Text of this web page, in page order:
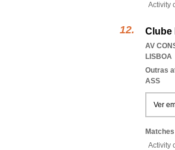
Activity
Clube
AV
LISBOA
Outras
ASS
Ver
Activity